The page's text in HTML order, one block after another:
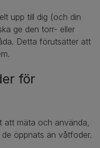
upp till dig (och din
ge den torr- eller
Detta förutsätter att
för
mäta och använda,
öppnats än våtfoder.